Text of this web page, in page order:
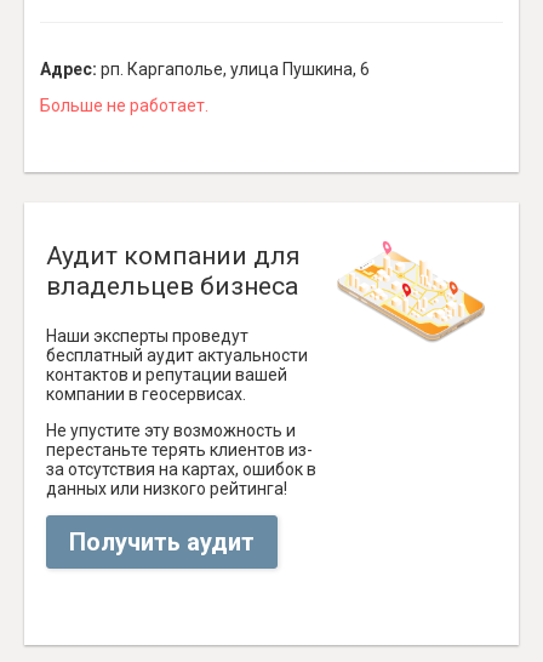
Адрес: рп. Каргаполье, улица Пушкина, 6
Больше не работает.
Аудит компании для
владельцев бизнеса
Наши эксперты проведут
бесплатный аудит актуальности
контактов и репутации вашей
компании в геосервисах.
Не упустите эту возможность и
перестаньте терять клиентов из-
за отсутствия на картах, ошибок в
данных или низкого рейтинга!
Получить аудит